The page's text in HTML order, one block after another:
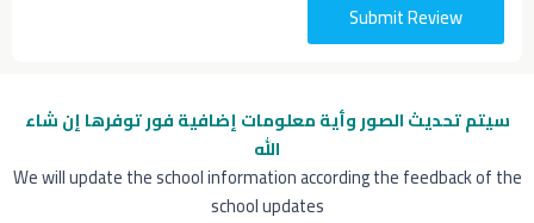
سيتم تحديث الصور وأية معلومات إضافيةفور توفرها إن شاء
الله
We will update the school information according the feedback of the
school updates
Submit Review